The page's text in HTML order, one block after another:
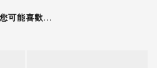
您可能喜歡...